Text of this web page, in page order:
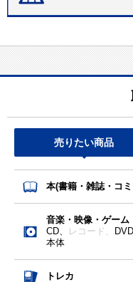
売りたい商品
本(書籍・雑誌・コ
音楽・映像・ゲーム
CD、
レコード、
本体
トレカ